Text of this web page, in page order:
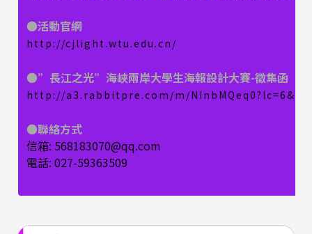
●活動官網
http://cjlight.wtu.edu.cn/
●”長江之光”海峽兩岸大學生海報設計大賽-徵集函
http://a3.rabbitpre.com/m/
●聯絡方式
信箱: 568183070@qq.com
電話: 027-59363509